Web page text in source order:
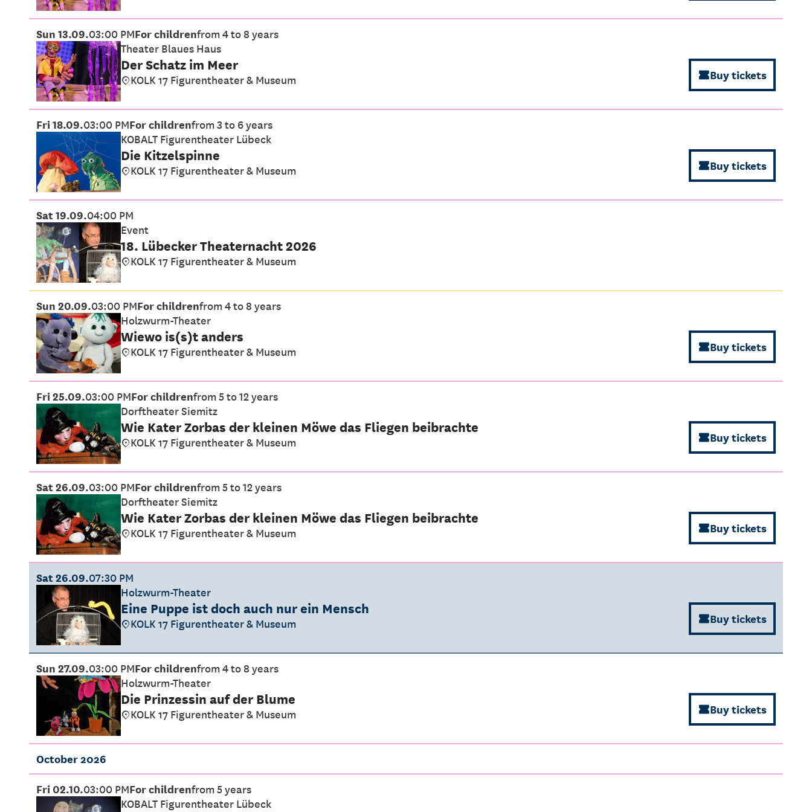
Sun 13.09.03:00 PMFor childrenfrom 4 to 8 years
Theater Blaues Haus
Der Schatz im Meer
KOLK 17 Figurentheater & Museum Buy tickets
Fri 18.09.03:00 PMFor childrenfrom 3 to 6 years
KOBALT Figurentheater Lübeck
Die Kitzelspinne
KOLK 17 Figurentheater & Museum Buy tickets
Sat 19.09.04:00 PM
Event
18. Lübecker Theaternacht 2026
KOLK 17 Figurentheater & Museum
Sun 20.09.03:00 PMFor childrenfrom 4 to 8 years
Holzwurm-Theater
Wiewo is(s)t anders
KOLK 17 Figurentheater & Museum Buy tickets
Fri 25.09.03:00 PMFor childrenfrom 5 to 12 years
Dorftheater Siemitz
Wie Kater Zorbas der kleinen Möwe das Fliegen beibrachte
KOLK 17 Figurentheater & Museum Buy tickets
Sat 26.09.03:00 PMFor childrenfrom 5 to 12 years
Dorftheater Siemitz
Wie Kater Zorbas der kleinen Möwe das Fliegen beibrachte
KOLK 17 Figurentheater & Museum Buy tickets
Sat 26.09.07:30 PM
Holzwurm-Theater
Eine Puppe ist doch auch nur ein Mensch
KOLK 17 Figurentheater & Museum Buy tickets
Sun 27.09.03:00 PMFor childrenfrom 4 to 8 years
Holzwurm-Theater
Die Prinzessin auf der Blume
KOLK 17 Figurentheater & Museum Buy tickets
October 2026
Fri 02.10.03:00 PMFor childrenfrom 5 years
KOBALT Figurentheater Lübeck